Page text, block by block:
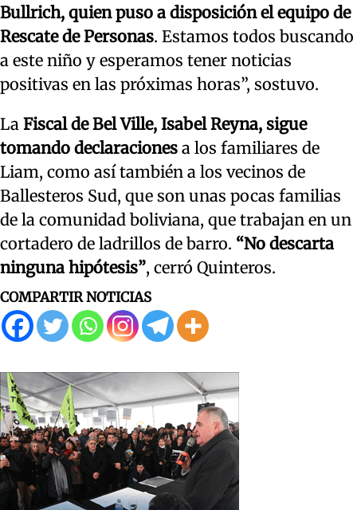
Bullrich, quien puso a disposición el equipo de
Rescate de Personas. Estamos todos buscando
a este niño y esperamos tener noticias
positivas en las próximas horas”, sostuvo.
La Fiscal de Bel Ville, Isabel Reyna, sigue
tomando declaraciones a los familiares de
Liam, como así también a los vecinos de
Ballesteros Sud, que son unas pocas familias
de la comunidad boliviana, que trabajan en un
cortadero de ladrillos de barro. “No descarta
ninguna hipótesis”, cerró Quinteros.
COMPARTIR NOTICIAS